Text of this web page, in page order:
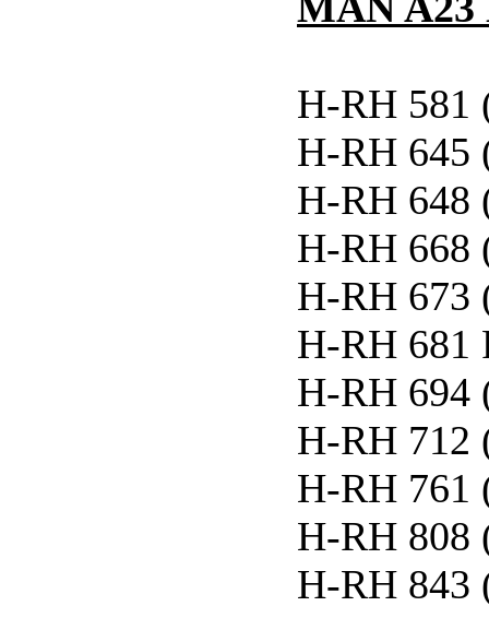
H-RH 581
H-RH 645
H-RH 648
H-RH 668
H-RH 673
H-RH 681
H-RH 694
H-RH 712
H-RH 761
H-RH 808
H-RH 843